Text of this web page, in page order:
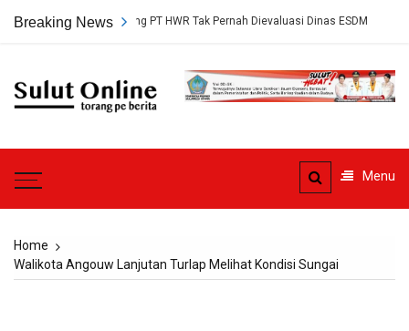
Breaking News
Tambang PT HWR Tak Pernah Dievaluasi Dinas ESDM
Sulut
Menu
Home
Walikota Angouw Lanjutan Turlap Melihat Kondisi Sungai